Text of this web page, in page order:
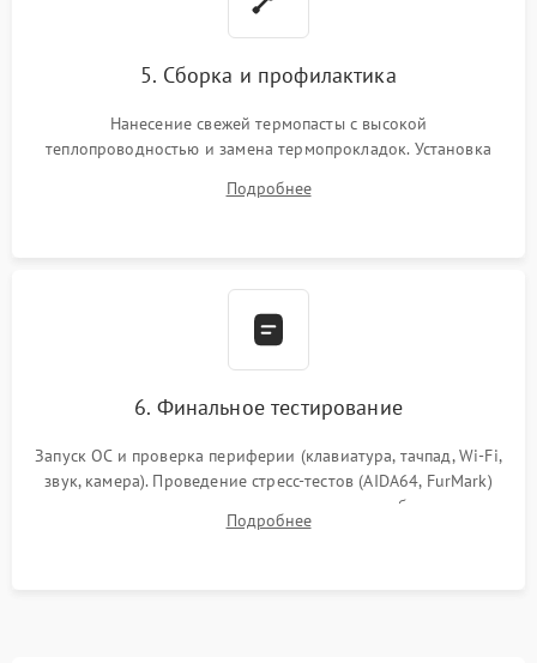
5. Сборка и профилактика
Нанесение свежей термопасты с высокой
теплопроводностью и замена термопрокладок. Установка
шлейфов, модулей памяти и накопителей. Предварительная
Подробнее
6. Финальное тестирование
Запуск ОС и проверка периферии (клавиатура, тачпад, Wi-Fi,
звук, камера). Проведение стресс-тестов (AIDA64, FurMark)
для контроля температурного режима и стабильности
системы под пиковой нагрузкой.
Подробнее